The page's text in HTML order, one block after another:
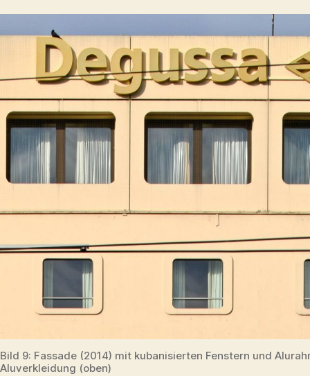
Bild 9: Fassade (2014) mit kubanisierten Fenstern und
Aluverkleidung (oben)